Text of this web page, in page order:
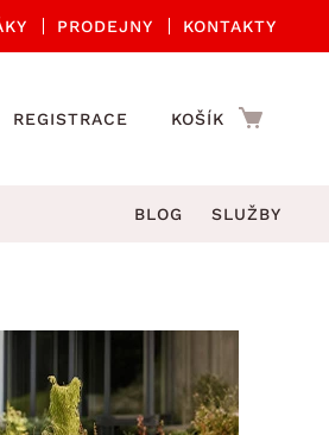
PRODEJNY KONTAKTY
REGISTRACE KOŠÍK
příslušenství
doplňky
BLOG SLUŽBY